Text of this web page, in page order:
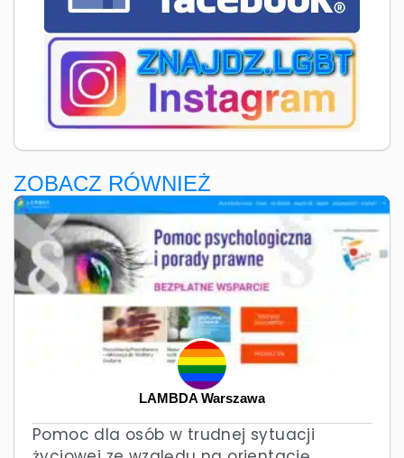
ZOBACZ RÓWNIEŻ
LAMBDA Warszawa
Pomoc dla osób w trudnej sytuacji